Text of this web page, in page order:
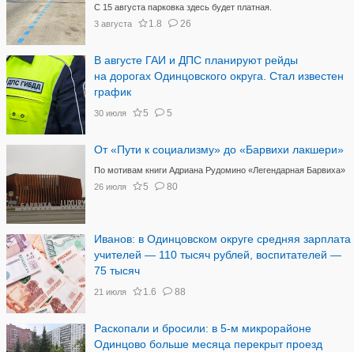
С 15 августа парковка здесь будет платная.
3 августа
1.8 26
В августе ГАИ и ДПС планируют рейды
на дорогах Одинцовского округа. Стал известен
график
30 июля 5 5
От «Пути к социализму» до «Барвихи лакшери»
По мотивам книги Адриана Рудомино «Легендарная Барвиха»
26 июля
5 80
Иванов: в Одинцовском округе средняя зарплата
учителей — 110 тысяч рублей, воспитателей —
75 тысяч
21 июля 1.6 88
Раскопали и бросили: в 5-м микрорайоне
Одинцово больше месяца перекрыт проезд